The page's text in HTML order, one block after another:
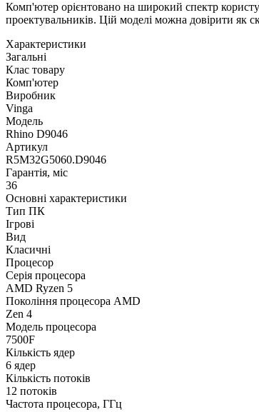
Комп'ютер орієнтовано на широкий спектр
проектувальників. Цій моделі можна довірити як
Характеристики
Загальні
Клас товару
Комп'ютер
Виробник
Vinga
Модель
Rhino D9046
Артикул
R5M32G5060.D9046
Гарантія, міс
36
Основні характеристики
Тип ПК
Ігрові
Вид
Класичні
Процесор
Серія процесора
AMD Ryzen 5
Покоління процесора AMD
Zen 4
Модель процесора
7500F
Кількість ядер
6 ядер
Кількість потоків
12 потоків
Частота процесора, ГГц